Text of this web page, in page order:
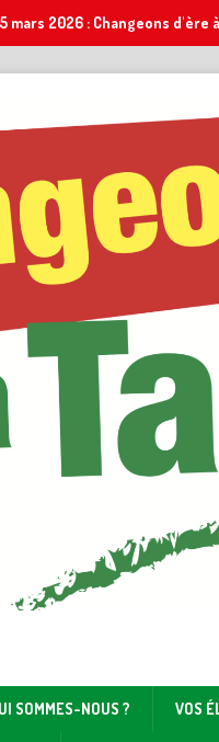
mars 2026 : Changeons d'ère
SOMMES-NOUS ? VOS